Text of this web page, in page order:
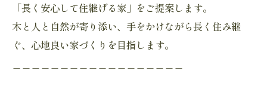
「長く安心して住継げる家」をご提案します。
木と人と自然が寄り添い、手をかけながら長く住み継
ぐ、心地良い家づくりを目指します。